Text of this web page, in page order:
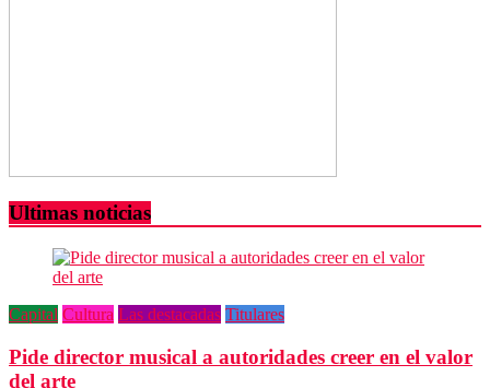
Ultimas noticias
Capital Cultura Las destacadas Titulares
Pide director musical a autoridades creer en el valor
del arte